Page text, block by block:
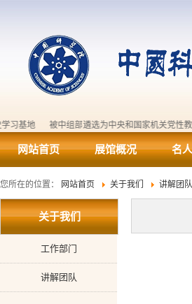
学习基地 被中组部遴选为中央和国家机关党
网站首页 展馆概况 名
您所在的位置： 网站首页 关于我们 讲解团队
关于我们
工作部门
讲解团队